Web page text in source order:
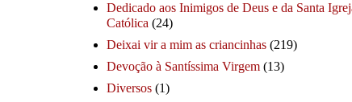
Dedicado aos Inimigos de Deus e da Santa
Católica (24)
Deixai vir a mim as criancinhas (219)
Devoção à Santíssima Virgem (13)
Diversos (1)